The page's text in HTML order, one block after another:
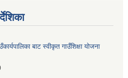
बाट स्वीकृत गाउँशिक्षा योजना